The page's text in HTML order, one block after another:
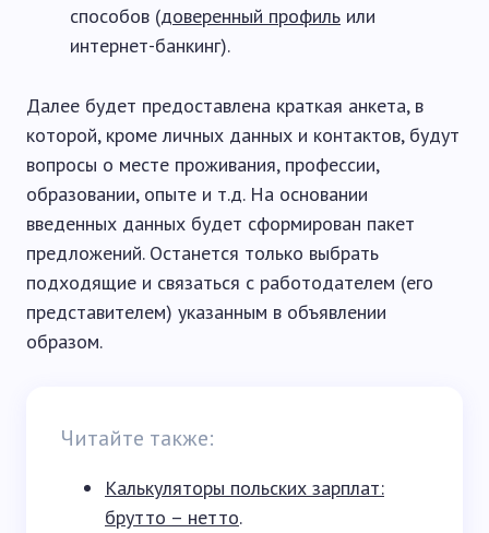
способов (доверенный профиль или
интернет-банкинг).
Далее будет предоставлена краткая анкета, в
которой, кроме личных данных и контактов, будут
вопросы о месте проживания, профессии,
образовании, опыте и т.д. На основании
введенных данных будет сформирован пакет
предложений. Останется только выбрать
подходящие и связаться с работодателем (его
представителем) указанным в объявлении
образом.
Читайте также:
Калькуляторы польских зарплат:
брутто – нетто.